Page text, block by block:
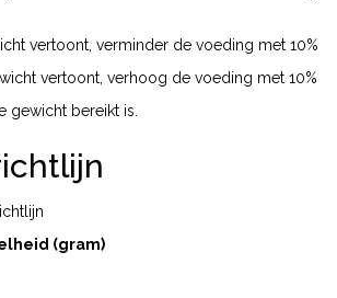
vertoont, verminder de voeding met 10%
vertoont, verhoog de voeding met 10%
gewicht bereikt is.
(gram)